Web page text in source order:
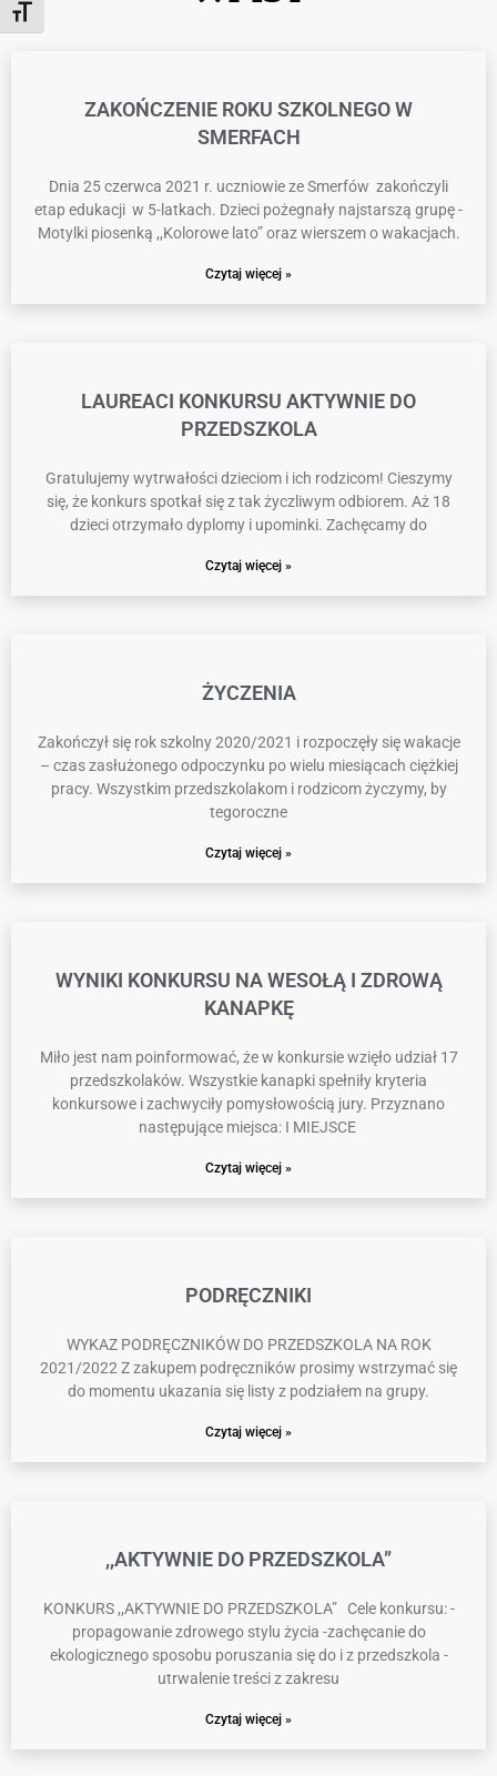
Toggle Font size
ZAKOŃCZENIE ROKU SZKOLNEGO W
SMERFACH
Dnia 25 czerwca 2021 r. uczniowie ze Smerfów zakończyli
etap edukacji w 5-latkach. Dzieci pożegnały najstarszą grupę -
Motylki piosenką ,,Kolorowe lato” oraz wierszem o wakacjach.
Czytaj więcej »
LAUREACI KONKURSU AKTYWNIE DO
PRZEDSZKOLA
Gratulujemy wytrwałości dzieciom i ich rodzicom! Cieszymy
się, że konkurs spotkał się z tak życzliwym odbiorem. Aż 18
dzieci otrzymało dyplomy i upominki. Zachęcamy do
Czytaj więcej »
ŻYCZENIA
Zakończył się rok szkolny 2020/2021 i rozpoczęły się wakacje
– czas zasłużonego odpoczynku po wielu miesiącach ciężkiej
pracy. Wszystkim przedszkolakom i rodzicom życzymy, by
tegoroczne
Czytaj więcej »
WYNIKI KONKURSU NA WESOŁĄ I ZDROWĄ
KANAPKĘ
Miło jest nam poinformować, że w konkursie wzięło udział 17
przedszkolaków. Wszystkie kanapki spełniły kryteria
konkursowe i zachwyciły pomysłowością jury. Przyznano
następujące miejsca: I MIEJSCE
Czytaj więcej »
PODRĘCZNIKI
WYKAZ PODRĘCZNIKÓW DO PRZEDSZKOLA NA ROK
2021/2022 Z zakupem podręczników prosimy wstrzymać się
do momentu ukazania się listy z podziałem na grupy.
Czytaj więcej »
,,AKTYWNIE DO PRZEDSZKOLA”
KONKURS ,,AKTYWNIE DO PRZEDSZKOLA” Cele konkursu: -
propagowanie zdrowego stylu życia -zachęcanie do
ekologicznego sposobu poruszania się do i z przedszkola -
utrwalenie treści z zakresu
Czytaj więcej »